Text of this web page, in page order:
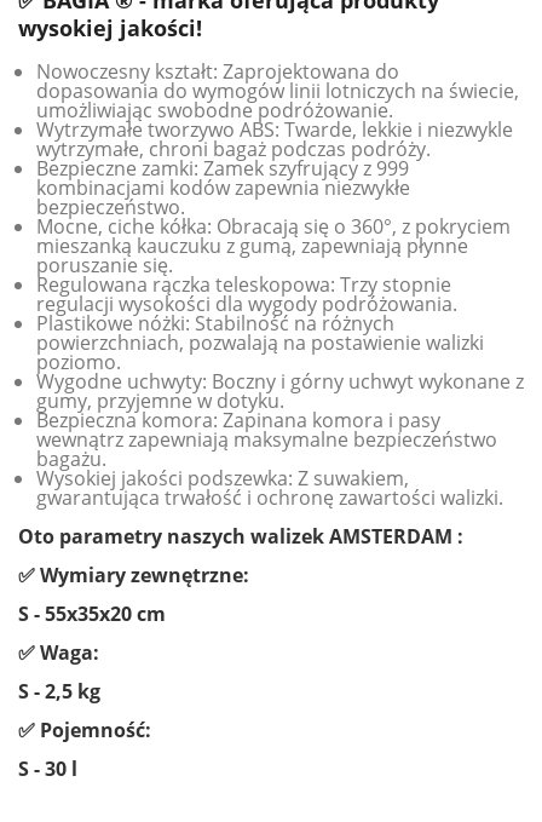
wysokiej jakości!
Nowoczesny kształt: Zaprojektowana do
dopasowania do wymogów linii lotniczych na świecie,
umożliwiając swobodne podróżowanie.
Wytrzymałe tworzywo ABS: Twarde, lekkie i niezwykle
wytrzymałe, chroni bagaż podczas podróży.
Bezpieczne zamki: Zamek szyfrujący z 999
kombinacjami kodów zapewnia niezwykłe
bezpieczeństwo.
Mocne, ciche kółka: Obracają się o 360°, z pokryciem
mieszanką kauczuku z gumą, zapewniają płynne
poruszanie się.
Regulowana rączka teleskopowa: Trzy stopnie
regulacji wysokości dla wygody podróżowania.
Plastikowe nóżki: Stabilność na różnych
powierzchniach, pozwalają na postawienie walizki
poziomo.
Wygodne uchwyty: Boczny i górny uchwyt wykonane z
gumy, przyjemne w dotyku.
Bezpieczna komora: Zapinana komora i pasy
wewnątrz zapewniają maksymalne bezpieczeństwo
bagażu.
Wysokiej jakości podszewka: Z suwakiem,
gwarantująca trwałość i ochronę zawartości walizki.
Oto parametry naszych walizek AMSTERDAM :
✅ Wymiary zewnętrzne:
S - 55x35x20 cm
✅ Waga:
S - 2,5 kg
✅ Pojemność:
S - 30 l